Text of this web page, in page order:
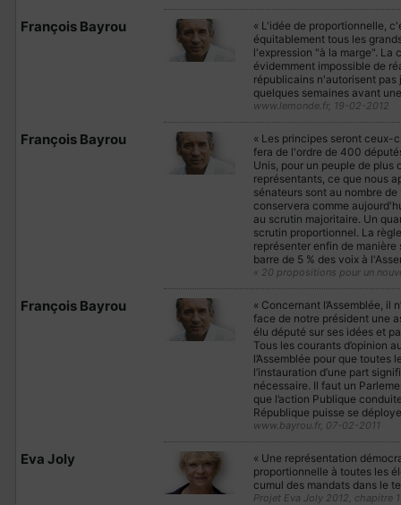
François Bayrou
« L'idée de proportionnelle,
équitablement tous les
l'expression "à la marge". La
évidemment impossible de
républicains n'autorisent
quelques semaines avant
www.lemonde.fr, 19-02-2012
François Bayrou
« Les principes seront ceux-
fera de l'ordre de 400
Unis, pour un peuple de plus
représentants, ce que nous
sénateurs sont au nombre
conservera comme
au scrutin majoritaire. Un
scrutin proportionnel. La
représenter enfin de
barre de 5 % des voix à
« 20 propositions pour un
François Bayrou
« Concernant l’Assemblée, il
face de notre président une
élu député sur ses idées et
Tous les courants d’opinion
l’Assemblée pour que toutes
l’instauration d’une part
nécessaire. Il faut un
que l’action Publique
République puisse se
www.bayrou.fr, 07-02-2011
Eva Joly
« Une représentation
proportionnelle à toutes les
cumul des mandats dans le
Projet Eva Joly 2012, chapitre